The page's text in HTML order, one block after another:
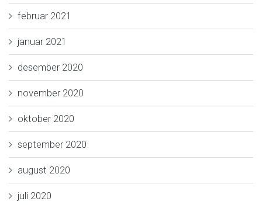
februar 2021
januar 2021
desember 2020
november 2020
oktober 2020
september 2020
august 2020
juli 2020